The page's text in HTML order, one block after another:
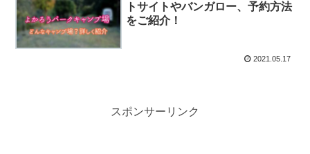
トサイトやバンガロー、予約方法
をご紹介！
2021.05.17
スポンサーリンク